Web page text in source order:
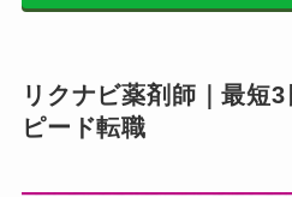
リクナビ薬剤師｜最短
ピード転職